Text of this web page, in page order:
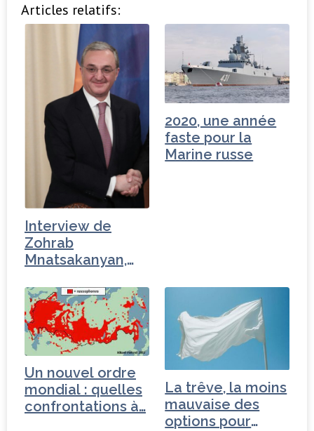
c
o
it
t
e
r
k
e
dI
n
ta
g
r
Articles relatifs:
Interview de
Zohrab
Mnatsakanyan,
2020, une année
faste pour la
Marine russe
Un nouvel ordre
mondial : quelles
confrontations à…
La trêve, la moins
mauvaise des
options pour